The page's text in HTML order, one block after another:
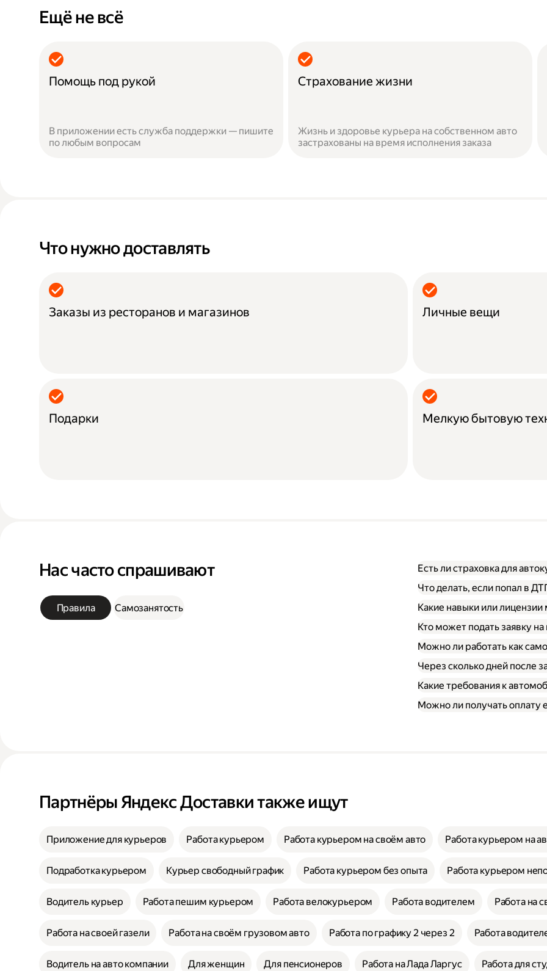
Ещё не всё
Помощь под рукой
В приложении есть служба поддержки — пишите
по любым вопросам
Страхование жизни
Жизнь и здоровье курьера на собственном авто
застрахованы на время исполнения заказа
Что нужно доставлять
Заказы из ресторанов и магазинов Личные вещи
Подарки Мелкую бытовую
Нас часто спрашивают
Правила Самозанятость
Есть ли страховка для
Что делать, если попал в
Какие навыки или лицензии
Кто может подать заявку
Можно ли работать как
Через сколько дней после
Какие требования к
Можно ли получать оплату
Партнёры Яндекс Доставки также ищут
Приложение для курьеров Работа курьером Работа курьером на своём авто Работа курьером на
Подработка курьером Курьер свободный график Работа курьером без опыта Работа курьером
Водитель курьер Работа пешим курьером Работа велокурьером Работа водителем Работа на
Работа на своей газели Работа на своём грузовом авто Работа по графику 2 через 2 Работа
Водитель на авто компании Для женщин Для пенсионеров Работа на Лада Ларгус Работа для